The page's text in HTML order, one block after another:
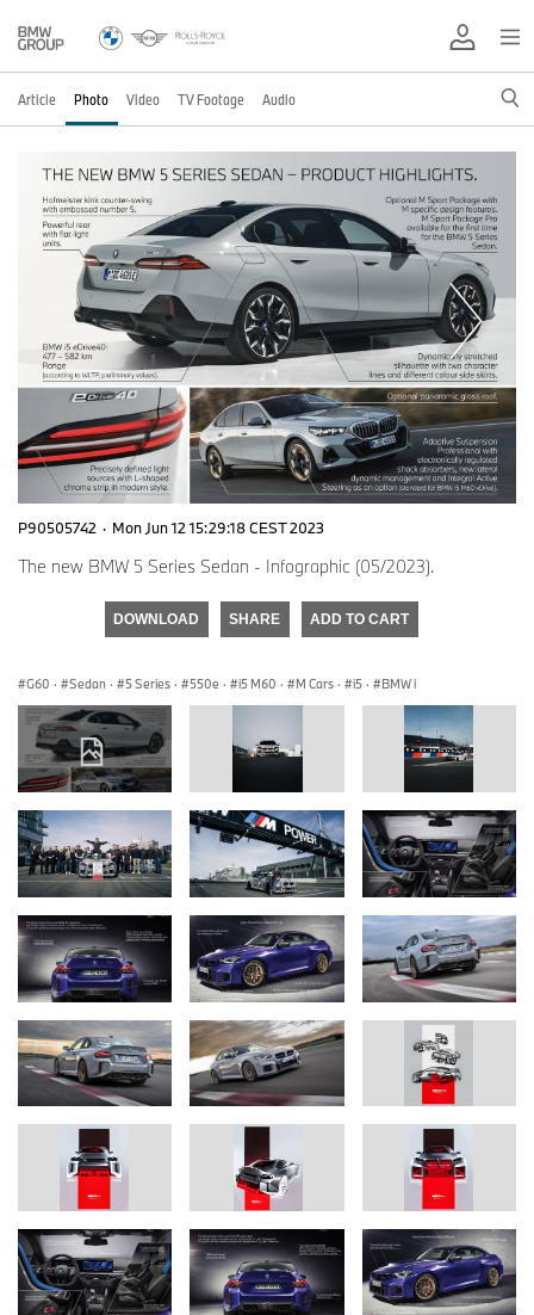
Article Photo Video TV Footage Audio
P90505742 · Mon Jun 12 15:29:18 CEST 2023
The new BMW 5 Series Sedan - Infographic (05/2023).
DOWNLOAD SHARE ADD TO CART
G60 · Sedan · 5 Series · 550e · i5 M60 · M Cars · i5 · BMW i